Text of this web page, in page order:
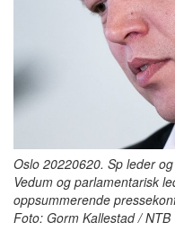
Oslo 20220620. Sp leder
Vedum og parlamentarisk
oppsummerende
Foto: Gorm Kallestad / NTB